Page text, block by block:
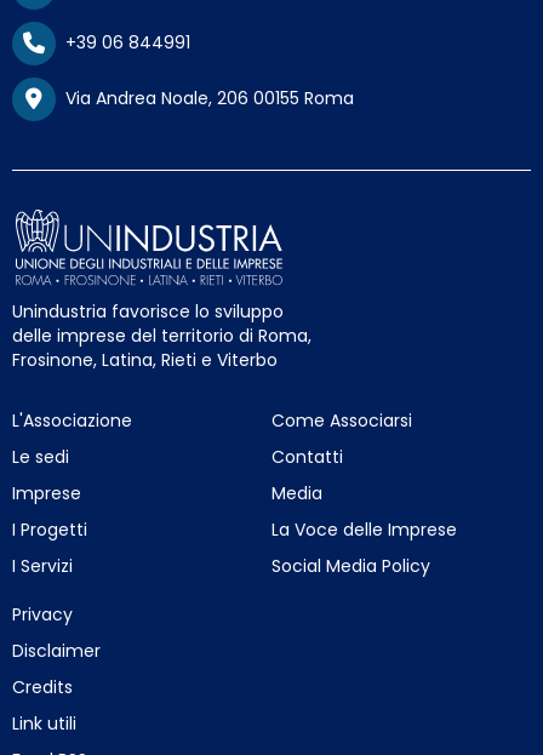
+39 06 844991
Via Andrea Noale, 206 00155 Roma
Unindustria favorisce lo sviluppo
delle imprese del territorio di Roma,
Frosinone, Latina, Rieti e Viterbo
L'Associazione
Le sedi
Imprese
I Progetti
I Servizi
Come Associarsi
Contatti
Media
La Voce delle Imprese
Social Media Policy
Privacy
Disclaimer
Credits
Link utili